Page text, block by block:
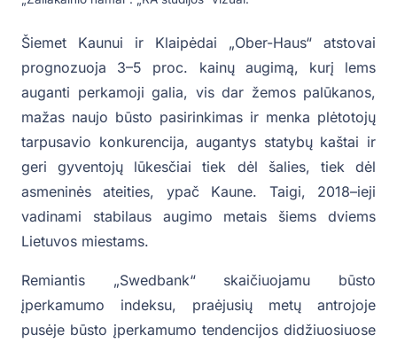
Šiemet Kaunui ir Klaipėdai „Ober-Haus“ atstovai
prognozuoja 3–5 proc. kainų augimą, kurį lems
auganti perkamoji galia, vis dar žemos palūkanos,
mažas naujo būsto pasirinkimas ir menka plėtotojų
tarpusavio konkurencija, augantys statybų kaštai ir
geri gyventojų lūkesčiai tiek dėl šalies, tiek dėl
asmeninės ateities, ypač Kaune. Taigi, 2018–ieji
vadinami stabilaus augimo metais šiems dviems
Lietuvos miestams.
Remiantis „Swedbank“ skaičiuojamu būsto
įperkamumo indeksu, praėjusių metų antrojoje
pusėje būsto įperkamumo tendencijos didžiuosiuose